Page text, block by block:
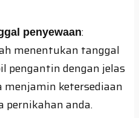
penyewaan:
menentukan tanggal
pengantin dengan jelas
menjamin ketersediaan
pernikahan anda.